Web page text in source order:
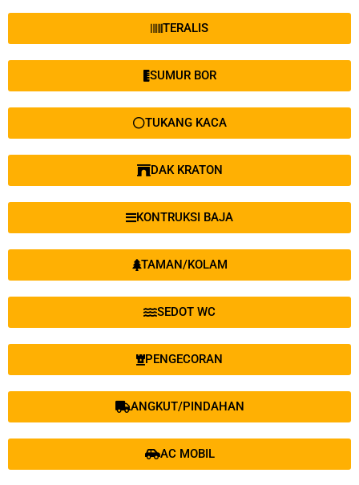
TERALIS
SUMUR BOR
TUKANG KACA
DAK KRATON
KONTRUKSI BAJA
TAMAN/KOLAM
SEDOT WC
PENGECORAN
ANGKUT/PINDAHAN
AC MOBIL